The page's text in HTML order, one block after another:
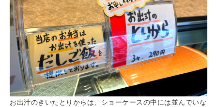
お出汁のきいたとりからは、ショーケースの中には並んでいな